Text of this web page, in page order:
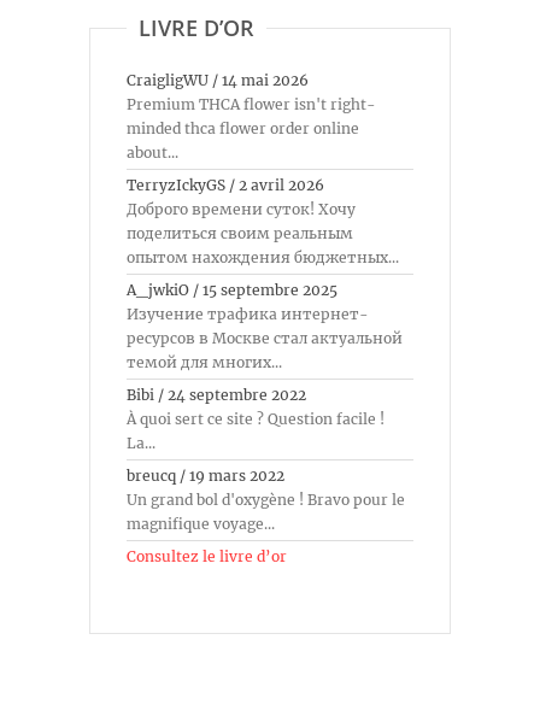
LIVRE D’OR
CraigligWU / 14 mai 2026
Premium THCA flower isn't right-
minded thca flower order online
about...
TerryzIckyGS / 2 avril 2026
Доброго времени суток! Хочу
поделиться своим реальным
опытом нахождения бюджетных...
A_jwkiO / 15 septembre 2025
Изучение трафика интернет-
ресурсов в Москве стал актуальной
темой для многих...
Bibi / 24 septembre 2022
À quoi sert ce site ? Question facile !
La...
breucq / 19 mars 2022
Un grand bol d'oxygène ! Bravo pour le
magnifique voyage...
Consultez le livre d’or